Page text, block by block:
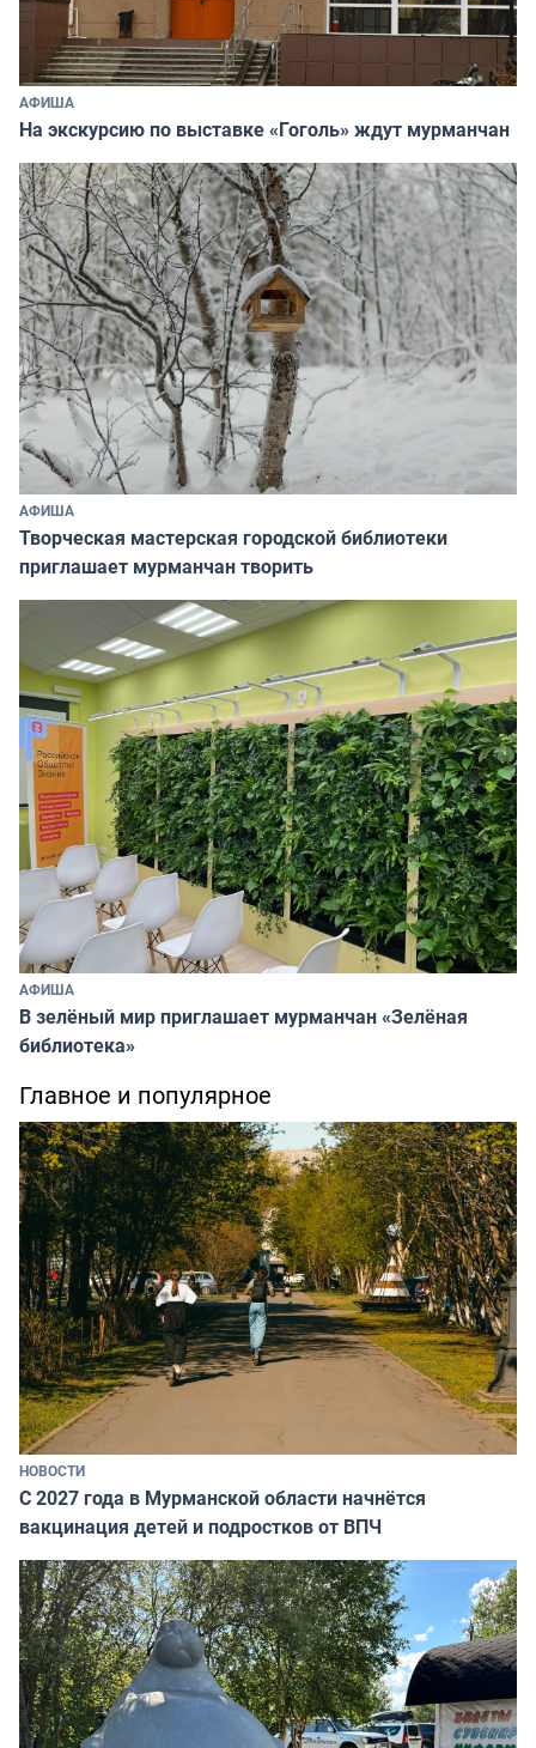
АФИША
На экскурсию по выставке «Гоголь» ждут мурманчан
АФИША
Творческая мастерская городской библиотеки
приглашает мурманчан творить
АФИША
В зелёный мир приглашает мурманчан «Зелёная
библиотека»
Главное и популярное
НОВОСТИ
С 2027 года в Мурманской области начнётся
вакцинация детей и подростков от ВПЧ